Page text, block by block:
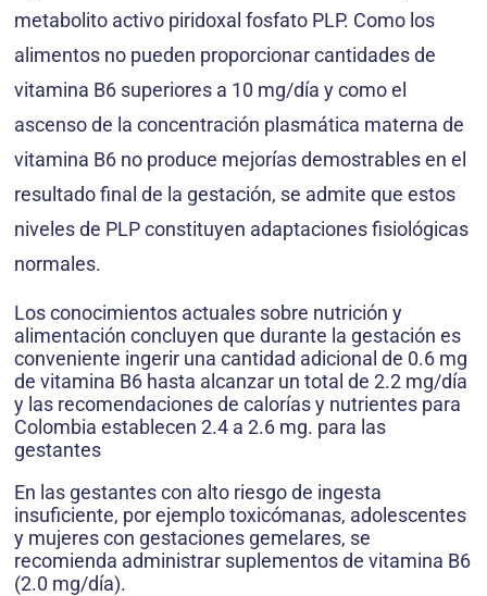
metabolito activo piridoxal fosfato PLP. Como los
alimentos no pueden proporcionar cantidades de
vitamina B6 superiores a 10 mg/día y como el
ascenso de la concentración plasmática materna de
vitamina B6 no produce mejorías demostrables en el
resultado final de la gestación, se admite que estos
niveles de PLP constituyen adaptaciones fisiológicas
normales.
Los conocimientos actuales sobre nutrición y
alimentación concluyen que durante la gestación es
conveniente ingerir una cantidad adicional de 0.6 mg
de vitamina B6 hasta alcanzar un total de 2.2 mg/día
y las recomendaciones de calorías y nutrientes para
Colombia establecen 2.4 a 2.6 mg. para las
gestantes
En las gestantes con alto riesgo de ingesta
insuficiente, por ejemplo toxicómanas, adolescentes
y mujeres con gestaciones gemelares, se
recomienda administrar suplementos de vitamina B6
(2.0 mg/día).